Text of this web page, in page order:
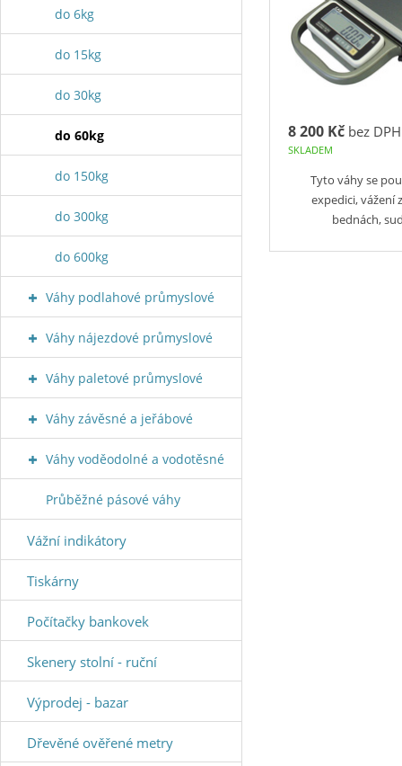
8 200 Kč bez DPH
SKLADEM
Tyto váhy se
expedici, vážení
bednách,
do 6kg
do 15kg
do 30kg
do 60kg
do 150kg
do 300kg
do 600kg
Váhy podlahové průmyslové
Váhy nájezdové průmyslové
Váhy paletové průmyslové
Váhy závěsné a jeřábové
Váhy voděodolné a vodotěsné
Průběžné pásové váhy
Vážní indikátory
Tiskárny
Počítačky bankovek
Skenery stolní - ruční
Výprodej - bazar
Dřevěné ověřené metry